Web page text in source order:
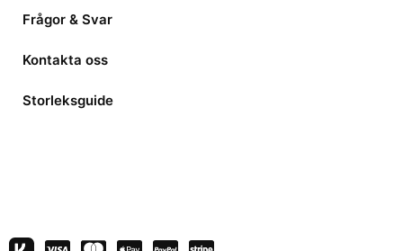
Frågor & Svar
Kontakta oss
Storleksguide